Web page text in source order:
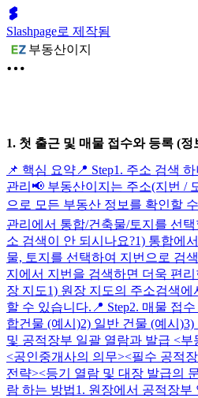
Slashpage로 제작됨
부동산이지
1. 첫 출근 및 매물 접수와 등록 (
📌 핵심 요약 📍 Step1. 주소 검색
관리 📢 부동산이지는 주소(지번 /
으로 모든 부동산 정보를 확인할
관리에서 통합/건축물/토지를 선
소 검색이 안 되시나요?1) 통합에
물, 토지를 선택하여 지번으로 검
지에서 지번을 검색하면 더욱 편
장 지도1) 원장 지도의 주소검색
할 수 있습니다. 📍 Step2. 매물 접
합건물 (예시)2) 일반 건물 (예시)3)
및 공적장부 일괄 열람과 발급 <부
<공인중개사의 의무><필수 공적
전략><등기 열람 및 대장 발급의
람 하는 방법1. 원장에서 공적장부